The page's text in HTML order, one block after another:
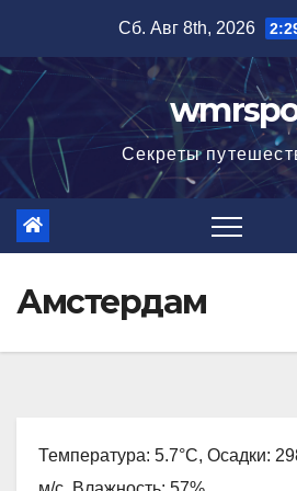
содержимому
Сб. Авг 8th, 2026
Секреты
Амстердам
Температура: 5.7°C, Осадки: